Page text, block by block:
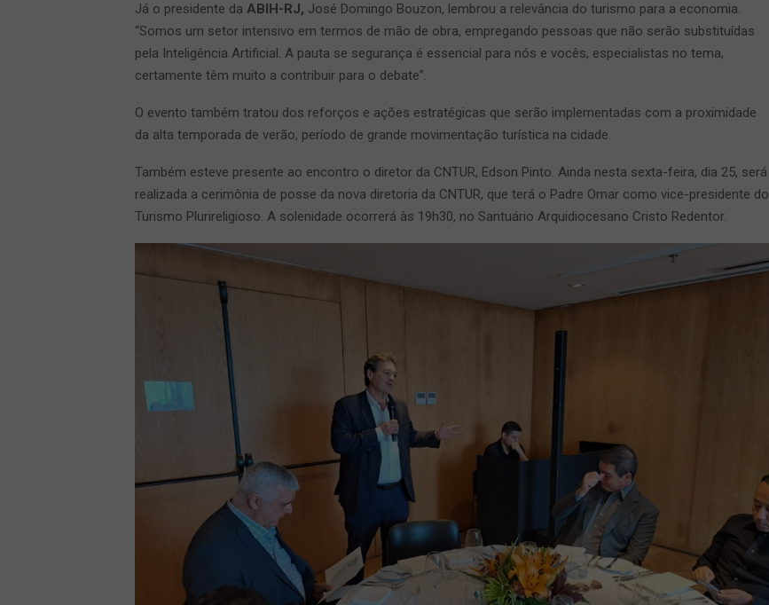
Já o presidente da ABIH-RJ, José Domingo Bouzon, lembrou a relevância do turismo para a economia.
“Somos um setor intensivo em termos de mão de obra, empregando pessoas que não serão substituídas
pela Inteligência Artificial. A pauta se segurança é essencial para nós e vocês, especialistas no tema,
certamente têm muito a contribuir para o debate”.
O evento também tratou dos reforços e ações estratégicas que serão implementadas com a proximidade
da alta temporada de verão, período de grande movimentação turística na cidade.
Também esteve presente ao encontro o diretor da CNTUR, Edson Pinto. Ainda nesta sexta-feira, dia 25, será
realizada a cerimônia de posse da nova diretoria da CNTUR, que terá o Padre Omar como vice-presidente do
Turismo Plurireligioso. A solenidade ocorrerá às 19h30, no Santuário Arquidiocesano Cristo Redentor.